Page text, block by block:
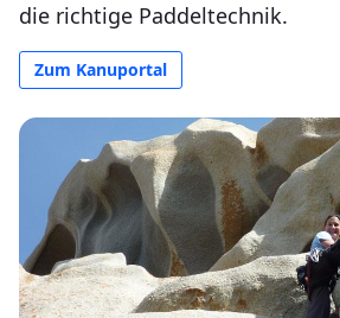
die richtige Paddeltechnik.
Zum Kanuportal